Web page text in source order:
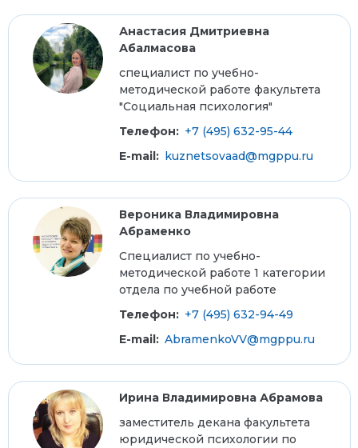
Анастасия Дмитриевна
Абалмасова
специалист по учебно-
методической работе факультета
"Социальная психология"
Телефон: +7 (495) 632-95-44
E-mail: kuznetsovaad@mgppu.ru
Вероника Владимировна
Абраменко
Специалист по учебно-
методической работе 1 категории
отдела по учебной работе
Телефон: +7 (495) 632-94-49
E-mail: AbramenkoVV@mgppu.ru
Ирина Владимировна Абрамова
заместитель декана факультета
юридической психологии по